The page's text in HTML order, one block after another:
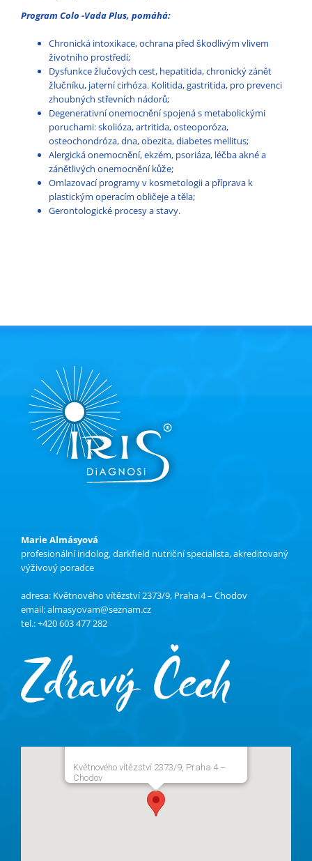
Program Colo -Vada Plus, pomáhá:
Chronická intoxikace, ochrana před škodlivým vlivem
životního prostředí;
Dysfunkce žlučových cest, hepatitida, chronický zánět
žlučníku, jaterní cirhóza. Kolitida, gastritida, pro prevenci
zhoubných střevních nádorů;
Degenerativní onemocnění spojená s metabolickými
poruchami: skolióza, artritida, osteoporóza,
osteochondróza, dna, obezita, diabetes mellitus;
Alergická onemocnění, ekzém, psoriáza, léčba akné a
zánětlivých onemocnění kůže;
Omlazovací programy v kosmetologii a příprava k
plastickým operacím obličeje a těla;
Gerontologické procesy a stavy.
Marie Almásyová
profesionální iridolog, darkfield nutriční specialista, akreditovaný
výživový poradce
adresa: Květnového vítězství 2373/9, Praha 4 – Chodov
email:almasyovam@seznam.cz
tel.: +420 603 477 282
Květnového vítězství 2373/9, Praha 4 –
Chodov